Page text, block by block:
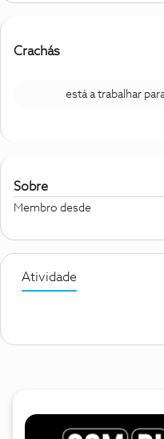
Crachás
está a trabalhar
Sobre
Membro desde
Atividade